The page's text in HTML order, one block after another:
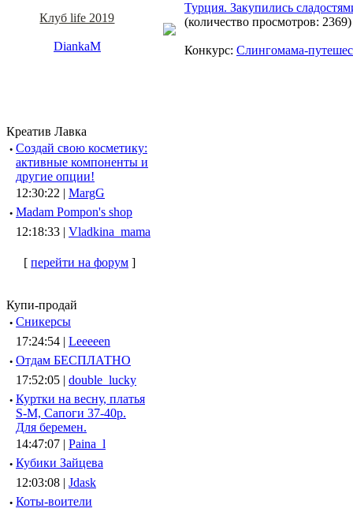
Клуб life 2019
DiankaM
Креатив Лавка
· Создай свою косметику:
активные компоненты и
другие опции!
12:30:22 | MargG
· Madam Pompon's shop
12:18:33 | Vladkina_mama
[ перейти на форум ]
Купи-продай
· Сникерсы
17:24:54 | Leeeeen
· Отдам БЕСПЛАТНО
17:52:05 | double_lucky
· Куртки на весну, платья
S-M, Сапоги 37-40р.
Для беремен.
14:47:07 | Paina_l
· Кубики Зайцева
12:03:08 | Jdask
· Коты-воители
Турция. Закупились
(количество просмотров: 2369)
Конкурс: Слингомама-